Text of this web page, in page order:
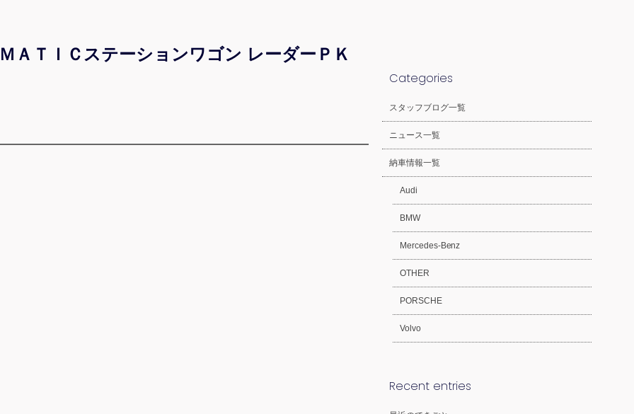
ＡＴＩＣステーションワゴン レーダーＰＫ
Categories
スタッフブログ一覧
ニュース一覧
納車情報一覧
Audi
BMW
Mercedes-Benz
OTHER
PORSCHE
Volvo
Recent entries